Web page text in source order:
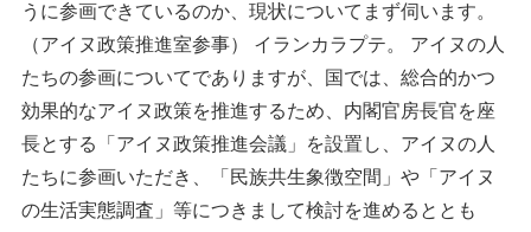
うに参画できているのか、現状についてまず伺います。
（アイヌ政策推進室参事） イランカラプテ。 アイヌの人
たちの参画についてでありますが、国では、総合的かつ
効果的なアイヌ政策を推進するため、内閣官房長官を座
長とする「アイヌ政策推進会議」を設置し、アイヌの人
たちに参画いただき、「民族共生象徴空間」や「アイヌ
の生活実態調査」等につきまして検討を進めるととも